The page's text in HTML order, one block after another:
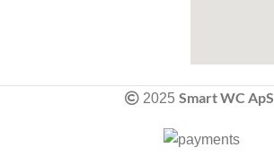
2025 Smart WC ApS